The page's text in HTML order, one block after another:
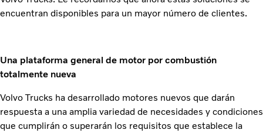
encuentran disponibles para un mayor número de clientes.
Una plataforma general de motor por combustión
totalmente nueva
Volvo Trucks ha desarrollado motores nuevos que darán
respuesta a una amplia variedad de necesidades y condiciones
que cumplirán o superarán los requisitos que establece la